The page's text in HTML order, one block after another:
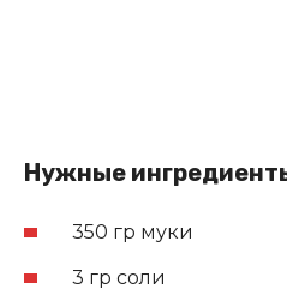
Нужные
350 гр муки
3 гр соли